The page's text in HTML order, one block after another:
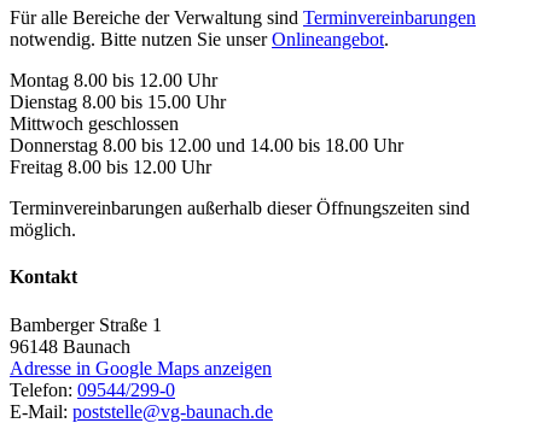
Für alle Bereiche der Verwaltung sind Terminvereinbarungen
notwendig. Bitte nutzen Sie unserOnlineangebot.
Montag 8.00 bis 12.00 Uhr
Dienstag 8.00 bis 15.00 Uhr
Mittwoch geschlossen
Donnerstag 8.00 bis 12.00 und 14.00 bis 18.00 Uhr
Freitag 8.00 bis 12.00 Uhr
Terminvereinbarungen außerhalb dieser Öffnungszeiten sind
möglich.
Kontakt
Bamberger Straße 1
96148 Baunach
Adresse in Google Maps anzeigen
Telefon: 09544/299-0
E-Mail: poststelle@vg-baunach.de